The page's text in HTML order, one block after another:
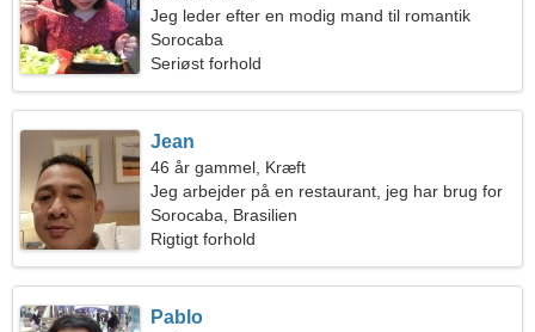
Jeg leder efter en modig mand til romantik
Sorocaba
Seriøst forhold
Jean
46 år gammel, Kræft
Jeg arbejder på en restaurant, jeg har brug for
en dygtig kvinde
Sorocaba, Brasilien
Rigtigt forhold
Pablo